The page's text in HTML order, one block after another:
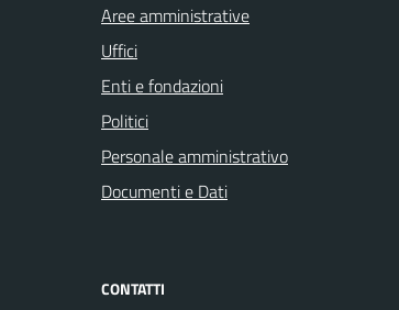
Aree amministrative
Uffici
Enti e fondazioni
Politici
Personale amministrativo
Documenti e Dati
CONTATTI